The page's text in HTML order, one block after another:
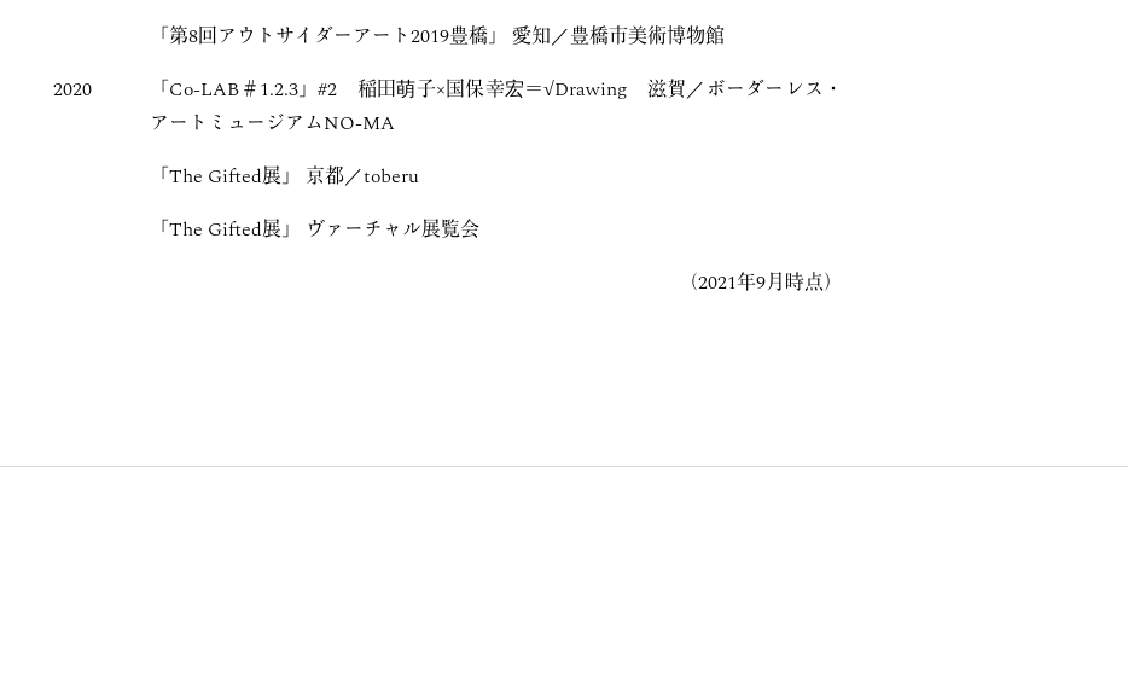
「第8回アウトサイダーアート2019豊橋」 愛知／豊橋市美術博物館
2020
「Co-LAB＃1.2.3」#2 稲田萌子×国保幸宏＝√Drawing 滋賀／ボーダーレス・
アートミュージアムNO-MA
「The Gifted展」 京都／toberu
「The Gifted展」 ヴァーチャル展覧会
（2021年9月時点）